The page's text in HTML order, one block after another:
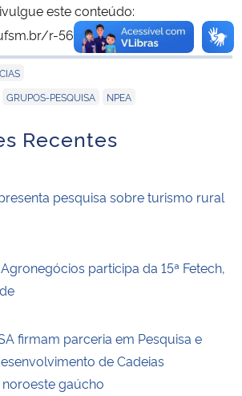
este conteúdo:
r-569-650
Copiar
para área de
GRUPOS-PESQUISA NPEA
Recentes
pesquisa sobre turismo rural
participa da 15ª Fetech,
firmam parceria em Pesquisa e
de Cadeias
gaúcho